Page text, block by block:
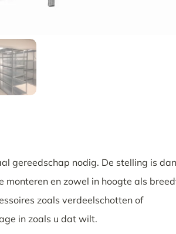
gereedschap nodig. De stelling is
monteren en zowel in hoogte als
zoals verdeelschotten of
in zoals u dat wilt.